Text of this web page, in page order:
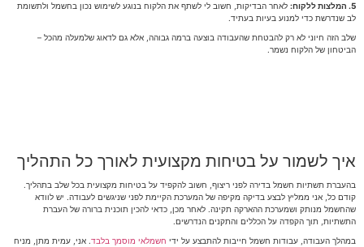
5. המלצות ללקוח:
לאחר הבדיקות, חשוב לי לשתף את הלקוח בנוגע לשימוש נכון בחשמל ולתשומת
לב שנדרשת כדי למנוע בעיות בעתיד.
שלב הזה חיוני לא רק להבטחת שהעבודה בוצעה ברמה גבוהה, אלא גם לדאוג שלמעלה מהכל –
הביטחון של הלקוח נשמר.
איך לשמור על בטיחות מקצועית לאורך כל התהליך
בהעברת תשתיות חשמל בדירה לפני ריצוף, חשוב להקפיד על בטיחות מקצועית בכל שלב בתהליך.
קודם כל, אני ממליץ לבצע בדיקה מקיפה של המערכת הקיימת לפני שניגשים לעבודה. יש לוודא
שהחשמל מנותק ושמערכת ההארקה תקינה. לאחר מכן, כדאי להכין תוכנית ברורה של העברת
התשתיות, תוך הקפדה על הכללים והתקנים הנדרשים.
במהלך העבודה, עבודות חשמל חייבות להתבצע על ידי חשמלאי מוסמך בלבד . אני, עמית מתן, מניח